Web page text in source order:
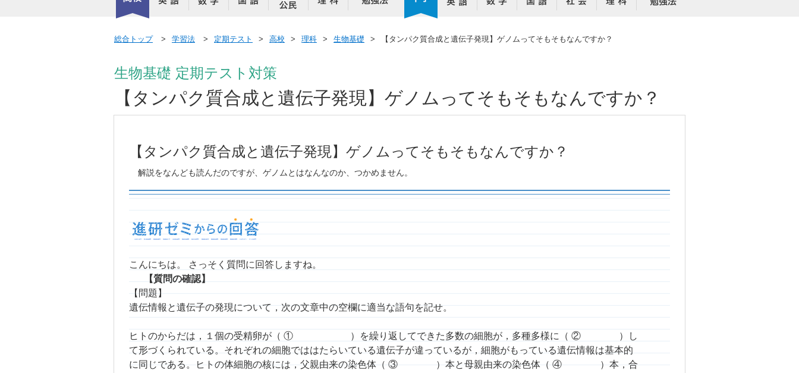
総合トップ 学習法 定期テスト 高校 理科 生物基礎 【タンパク質合成と遺伝子発現】ゲノムってそもそもなんですか？
生物基礎 定期テスト対策
【タンパク質合成と遺伝子発現】ゲノムってそもそもなんですか？
【タンパク質合成と遺伝子発現】ゲノムってそもそもなんですか？
解説をなんども読んだのですが、ゲノムとはなんなのか、つかめません。
こんにちは。 さっそく質問に回答しますね。
【質問の確認】
【問題】
遺伝情報と遺伝子の発現について，次の文章中の空欄に適当な語句を記せ。
ヒトのからだは，１個の受精卵が（ ① ）を繰り返してできた多数の細胞が，多種多様に（ ② ）し
て形づくられている。それぞれの細胞でははたらいている遺伝子が違っているが，細胞がもっている遺伝情報は基本的
に同じである。ヒトの体細胞の核には，父親由来の染色体（ ③ ）本と母親由来の染色体（ ④ ）本，合